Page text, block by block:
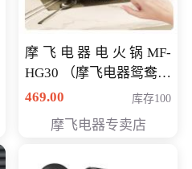
摩飞电器电火锅MF-
HG30 （摩飞电器鸳鸯锅
MF-HG30 ） 会员专享价
469.00 库存100
摩飞电器专卖店